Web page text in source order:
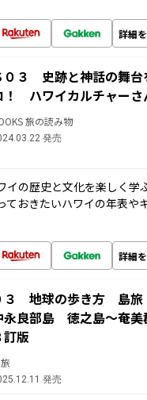
詳細
０３ 史跡と神話の舞台
！ ハワイカルチャーさ
旅の読み物
発売
イの歴史と文化を楽しく学
ておきたいハワイの年表や
詳細
３ 地球の歩き方 島
永良部島 徳之島～奄
訂版
発売